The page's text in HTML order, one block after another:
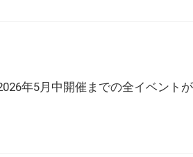
年5月中開催までの全イベントが